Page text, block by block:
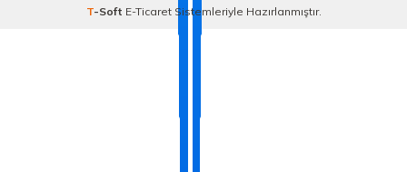
T-Soft E-TicaretSistemleriyle Hazırlanmıştır.